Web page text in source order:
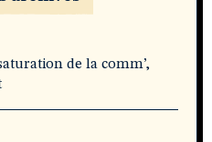
de la comm’,